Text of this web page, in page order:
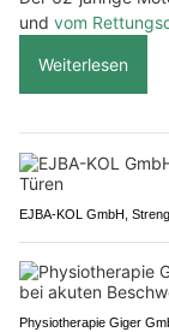
und vom
Weiterlesen
EJBA-KOL GmbH,
Physiotherapie Giger